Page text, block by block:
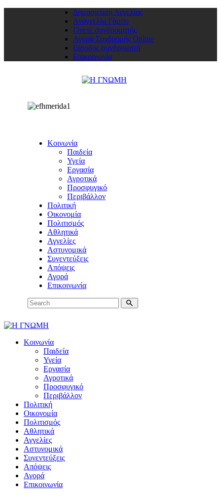
Δημοσιεύση Αγγελίας
Αναγγελία Γάμου
Γίνετε συνδρομητής
Αγορά Συνδρομής Online
Είσοδος συνδρομητή
Επικοινωνία
Κοινωνία
Παιδεία
Υγεία
Εργασία
Αγροτικά
Προσφυγικό
Περιβάλλον
Πολιτική
Οικονομία
Πολιτισμός
Αθλητικά
Αγγελίες
Αστυνομικά
Συνεντεύξεις
Απόψεις
Αγορά
Επικοινωνία
Κοινωνία
Παιδεία
Υγεία
Εργασία
Αγροτικά
Προσφυγικό
Περιβάλλον
Πολιτική
Οικονομία
Πολιτισμός
Αθλητικά
Αγγελίες
Αστυνομικά
Συνεντεύξεις
Απόψεις
Αγορά
Επικοινωνία